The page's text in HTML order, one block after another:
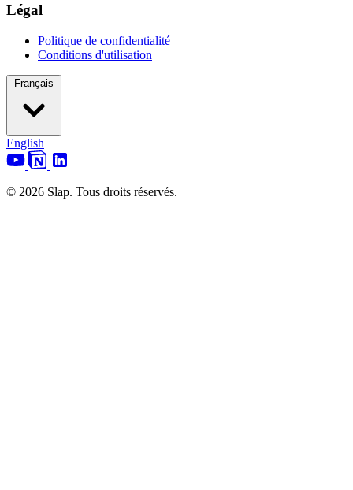
Légal
Politique de confidentialité
Conditions d'utilisation
Français
English
© 2026 Slap. Tous droits réservés.